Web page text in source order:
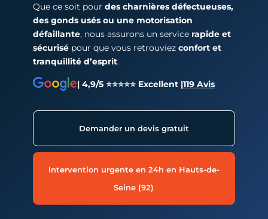
Que ce soit pour des charnières défectueuses,
des gonds usés ou une motorisation
défaillante, nous assurons un service rapide et
sécurisépour que vous retrouviez confort et
tranquillité d’esprit.
| 4,9/5 ⭐⭐⭐⭐⭐ Excellent |119 Avis
Demander un devis gratuit
Intervention urgente en 24h en Hauts-de-
Seine (92)